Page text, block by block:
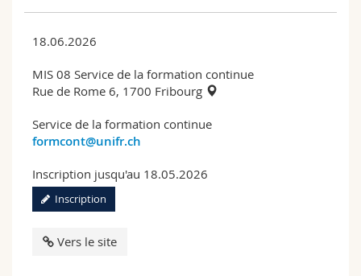
18.06.2026
MIS 08 Service de la formation continue
Rue de Rome 6, 1700 Fribourg
Service de la formation continue
formcont@unifr.ch
Inscription jusqu'au 18.05.2026
Inscription
Vers le site